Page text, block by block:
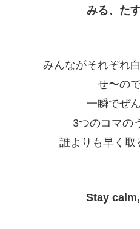
みる、た
みんながそれぞれ
せ〜の
一瞬でぜ
3つのコマの
誰よりも早く取
Stay